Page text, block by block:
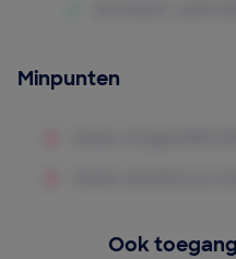
Minpunten
Ook